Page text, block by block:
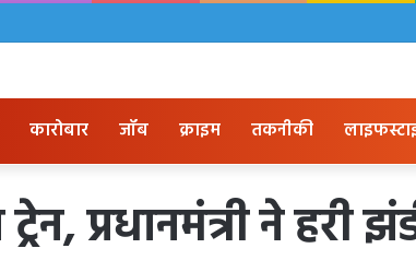
कारोबार जॉब क्राइम तकनीकी
प्रधानमंत्री ने हरी